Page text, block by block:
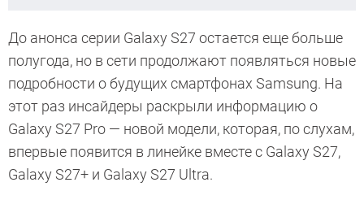
До анонса серии Galaxy S27 остается еще больше
полугода, но в сети продолжают появляться новые
подробности о будущих смартфонах Samsung. На
этот раз инсайдеры раскрыли информацию о
Galaxy S27 Pro — новой модели, которая, по слухам,
впервые появится в линейке вместе с Galaxy S27,
Galaxy S27+ и Galaxy S27 Ultra.